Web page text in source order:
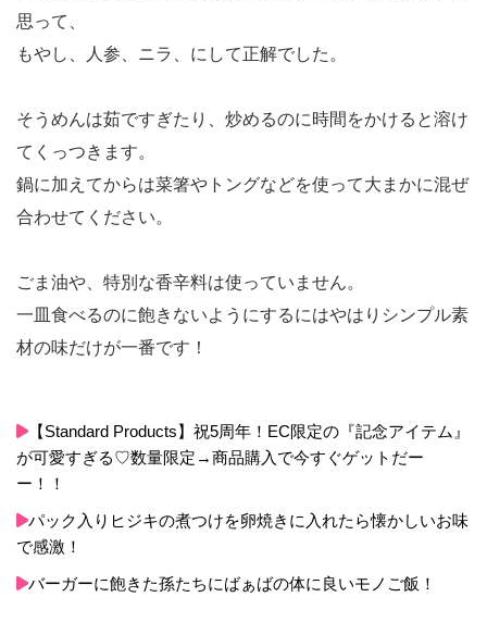
思って、
もやし、人参、ニラ、にして正解でした。
そうめんは茹ですぎたり、炒めるのに時間をかけると溶け
てくっつきます。
鍋に加えてからは菜箸やトングなどを使って大まかに混ぜ
合わせてください。
ごま油や、特別な香辛料は使っていません。
一皿食べるのに飽きないようにするにはやはりシンプル素
材の味だけが一番です！
【Standard Products】祝5周年！EC限定の『記念アイテム』
が可愛すぎる♡数量限定→商品購入で今すぐゲットだー
ー！！
パック入りヒジキの煮つけを卵焼きに入れたら懐かしいお味
で感激！
バーガーに飽きた孫たちにばぁばの体に良いモノご飯！